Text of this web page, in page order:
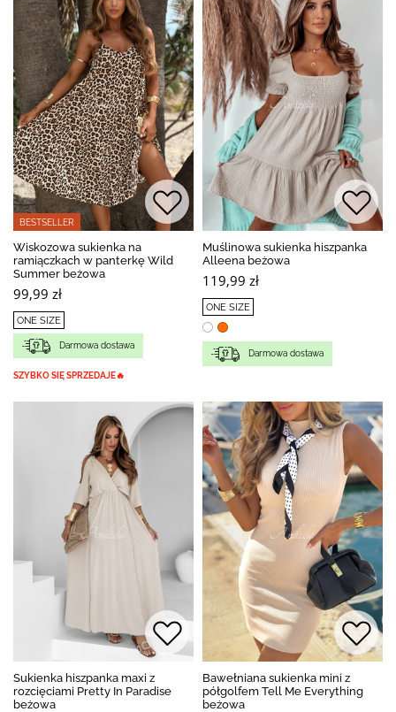
BESTSELLER
Wiskozowa sukienka na
ramiączkach w panterkę Wild
Summer beżowa
99,99 zł
ONE SIZE
Darmowa dostawa
SZYBKO SIĘ SPRZEDAJE🔥
Muślinowa sukienka hiszpanka
Alleena beżowa
119,99 zł
ONE SIZE
Darmowa dostawa
Sukienka hiszpanka maxi z
rozcięciami Pretty In Paradise
beżowa
Bawełniana sukienka mini z
półgolfem Tell Me Everything
beżowa